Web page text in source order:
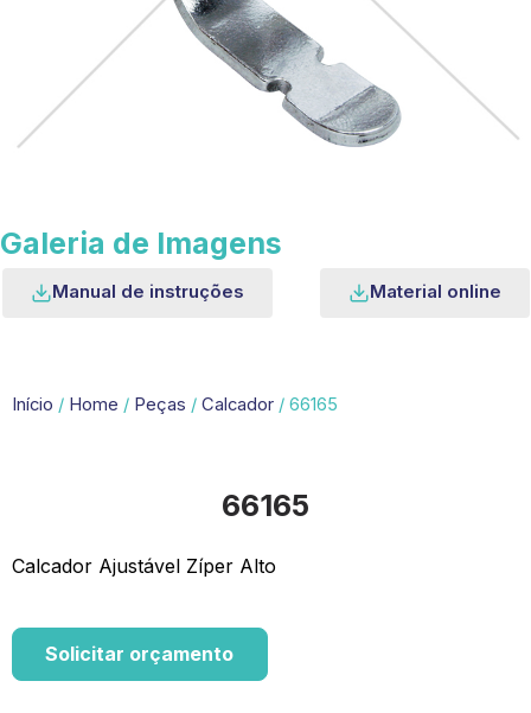
Galeria de Imagens
Manual de instruções Material online
Início / Home / Peças / Calcador / 66165
66165
Calcador Ajustável Zíper Alto
Solicitar orçamento